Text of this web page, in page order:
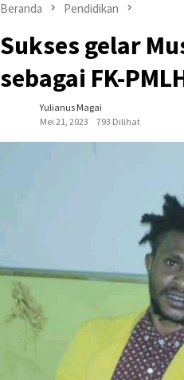
Beranda Pendidikan
Sukses gelar
sebagai FK-
Yulianus Magai
Mei 21, 2023
793 Dilihat